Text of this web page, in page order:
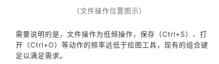
（文件操作位置图示）
需要说明的是，文件操作为低频操作，保存（Ctrl+S）、打
开（Ctrl+O）等动作的频率远低于绘图工具，现有的组合键
足以满足需求。